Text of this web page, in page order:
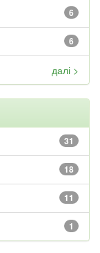
6
6
далі >
31
18
11
1